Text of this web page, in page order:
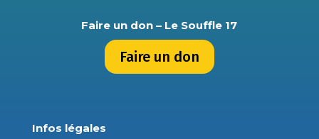
Faire un don – Le Souffle 17
Faire un don
Infos légales